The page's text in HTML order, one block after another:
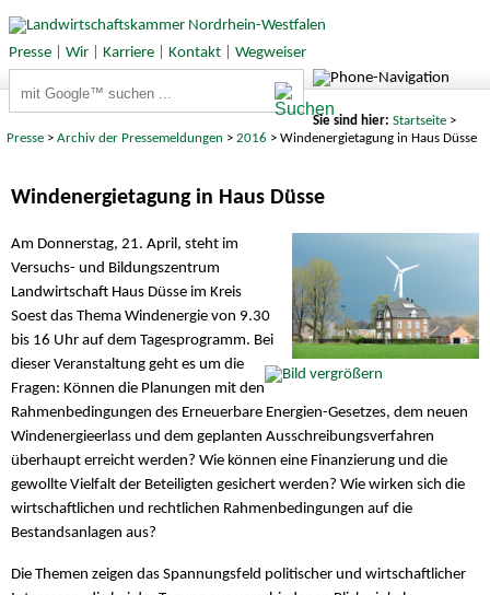
Presse| Wir| Karriere| Kontakt| Wegweiser
Sie sind hier: Startseite>
Presse >Archiv der Pressemeldungen > 2016 > Windenergietagung in Haus Düsse
Windenergietagung in Haus Düsse
Am Donnerstag, 21. April, steht im
Versuchs- und Bildungszentrum
Landwirtschaft Haus Düsse im Kreis
Soest das Thema Windenergie von 9.30
bis 16 Uhr auf dem Tagesprogramm. Bei
dieser Veranstaltung geht es um die
Fragen: Können die Planungen mit den
Rahmenbedingungen des Erneuerbare Energien-Gesetzes, dem neuen
Windenergieerlass und dem geplanten Ausschreibungsverfahren
überhaupt erreicht werden? Wie können eine Finanzierung und die
gewollte Vielfalt der Beteiligten gesichert werden? Wie wirken sich die
wirtschaftlichen und rechtlichen Rahmenbedingungen auf die
Bestandsanlagen aus?
Die Themen zeigen das Spannungsfeld politischer und wirtschaftlicher